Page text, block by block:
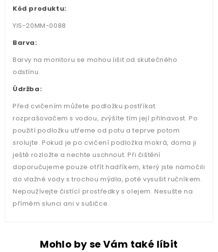
Kód produktu:
YIS-20MM-0088
Barva:
Barvy na monitoru se mohou lišit od skutečného
odstínu.
Údržba:
Před cvičením můžete podložku postříkat
rozprašovačem s vodou, zvýšíte tím její přilnavost. Po
použití podložku utřeme od potu a teprve potom
srolujte. Pokud je po cvičení podložka mokrá, doma ji
ještě rozložte a nechte uschnout. Při čištění
doporučujeme pouze otřít hadříkem, který jste namočili
do vlažné vody s trochou mýdla, poté vysušit ručníkem.
Nepoužívejte čistící prostředky s olejem. Nesušte na
přímém slunci ani v sušičce.
Mohlo by se Vám také líbit